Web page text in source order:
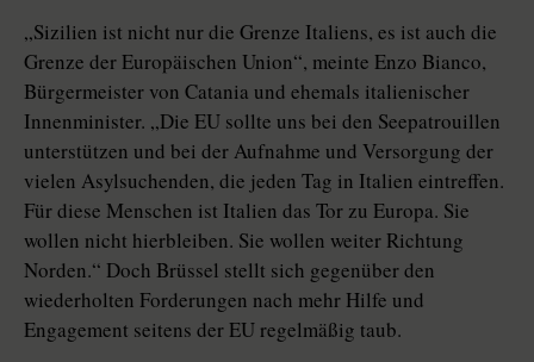
„Sizilien ist nicht nur die Grenze Italiens, es ist auch die
Grenze der Europäischen Union“, meinte Enzo Bianco,
Bürgermeister von Catania und ehemals italienischer
Innenminister. „Die EU sollte uns bei den Seepatrouillen
unterstützen und bei der Aufnahme und Versorgung der
vielen Asylsuchenden, die jeden Tag in Italien eintreffen.
Für diese Menschen ist Italien das Tor zu Europa. Sie
wollen nicht hierbleiben. Sie wollen weiter Richtung
Norden.“ Doch Brüssel stellt sich gegenüber den
wiederholten Forderungen nach mehr Hilfe und
Engagement seitens der EU regelmäßig taub.